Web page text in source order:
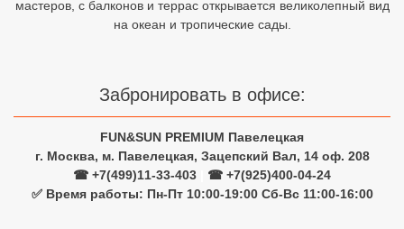
мастеров, с балконов и террас открывается великолепный вид
на океан и тропические сады.
Забронировать в офисе:
FUN&SUN PREMIUM Павелецкая
г. Москва, м. Павелецкая, Зацепский Вал, 14 оф. 208
☎ +7(499)11-33-403
☎ +7(925)400-04-24
✅ Время работы: Пн-Пт 10:00-19:00 Сб-Вс 11:00-16:00
Кав Мин Воды
Экскурсионные туры
VIP отели 5 звезд